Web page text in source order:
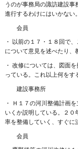
うのが事務局の諏訪建設
進行するわけにはいかない。
会員
・ 以前の１７・１８回で
について意見を述べたり、
・ 改修については、図面
っている。これ以上何をす
建設事務所
・ Ｈ１７の河川整備計画
いくか説明している。２
率を整備していく、すぐに
会員